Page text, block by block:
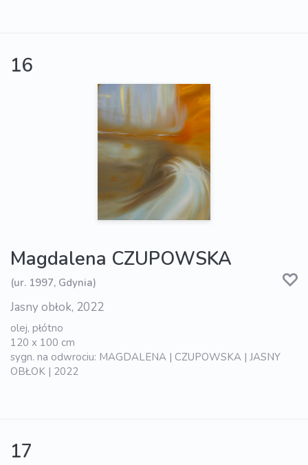
16
Magdalena CZUPOWSKA
(ur. 1997, Gdynia)
Jasny obłok, 2022
olej, płótno
120 x 100 cm
sygn. na odwrociu: MAGDALENA | CZUPOWSKA | JASNY
OBŁOK | 2022
17